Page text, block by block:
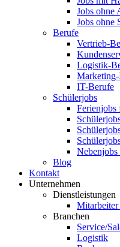
Jobs ohne
Jobs ohne
Berufe
Vertrieb-
Logistik-
IT-Berufe
Schülerjobs
Ferienjobs
Blog
Kontakt
Unternehmen
Dienstleistungen
Mitarbeiter
Branchen
Service/
Logistik